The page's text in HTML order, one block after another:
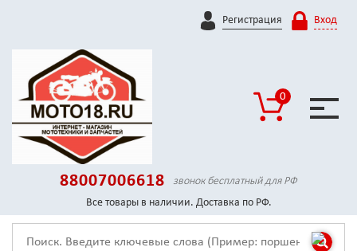
Регистрация Вход
0
88007006618
звонок бесплатный для РФ
Все товары в наличии. Доставка по РФ.